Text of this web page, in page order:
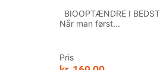
BIOOPTÆNDRE I
Når man først...
Pris